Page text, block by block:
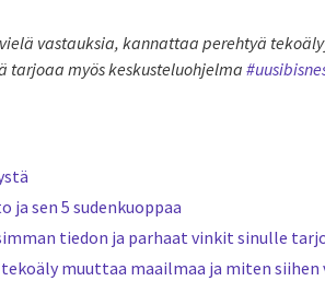
vastauksia, kannattaa perehtyä
tarjoaa myös keskusteluohjelma
sen 5 sudenkuoppaa
tiedon ja parhaat vinkit sinulle
muuttaa maailmaa ja miten siihen